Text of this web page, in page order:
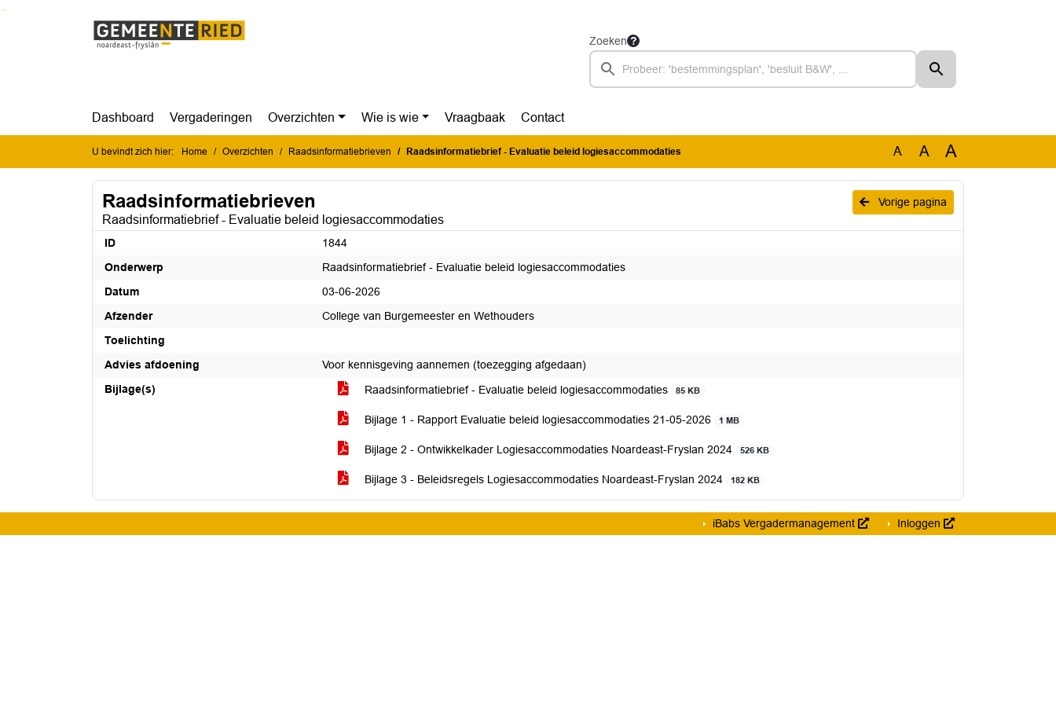
Ga naar de inhoud van deze pagina
Ga naar het zoeken
Ga naar het menu
Zoeken
Dashboard Vergaderingen Overzichten Wie is wie Vraagbaak Contact
U bevindt zich hier: Home Overzichten Raadsinformatiebrieven Raadsinformatiebrief - Evaluatie beleid logiesaccommodaties A A A
Vorige pagina
Raadsinformatiebrieven
Raadsinformatiebrief - Evaluatie beleid logiesaccommodaties
ID
1844
Onderwerp
Raadsinformatiebrief - Evaluatie beleid logiesaccommodaties
Datum
03-06-2026
Afzender
College van Burgemeester en Wethouders
Toelichting
Advies afdoening
Voor kennisgeving aannemen (toezegging afgedaan)
Bijlage(s)
Raadsinformatiebrief - Evaluatie beleid logiesaccommodaties 85 KB
Bijlage 1 - Rapport Evaluatie beleid logiesaccommodaties 21-05-2026 1 MB
Bijlage 2 - Ontwikkelkader Logiesaccommodaties Noardeast-Fryslan 2024 526 KB
Bijlage 3 - Beleidsregels Logiesaccommodaties Noardeast-Fryslan 2024 182 KB
iBabs Vergadermanagement Inloggen